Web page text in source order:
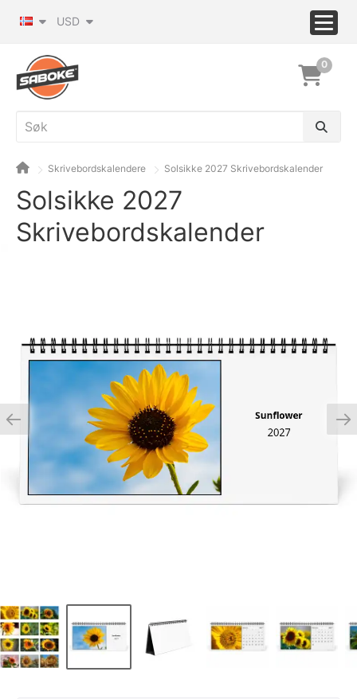
USD
0
Skrivebordskalendere Solsikke 2027 Skrivebordskalender
Solsikke 2027
Skrivebordskalender